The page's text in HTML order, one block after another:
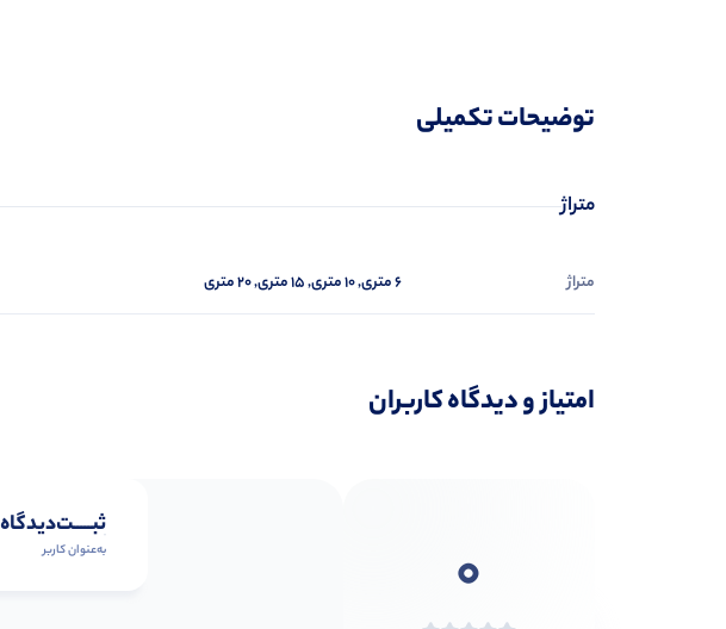
توضیحات تکمیلی
متراژ
متراژ 6 متری, 10 متری, 15 متری, 20 متری
امتیاز و دیدگاه کاربران
0
ثبـــــت‌دیدگاه
به‌عنوان کاربر